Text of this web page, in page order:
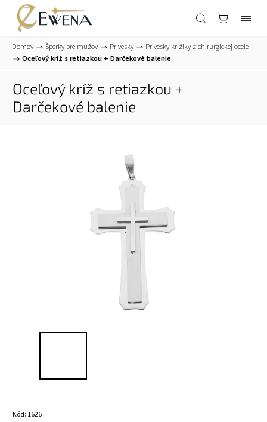
Domov / Šperky pre mužov / Prívesky /
Prívesky krížiky z chirurgickej ocele
/
Oceľový kríž s retiazkou + Darčekové balenie
Oceľový kríž s retiazkou +
Darčekové balenie
Kód: 1626